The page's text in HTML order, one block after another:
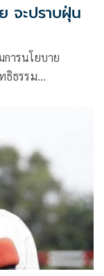
จะปราบฝุ่น
ารนโยบาย
ธิธรรม